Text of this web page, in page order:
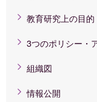
教育研究上の目的
3つのポリシー・
組織図
情報公開